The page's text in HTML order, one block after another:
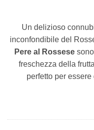
Un delizioso
inconfondibile del
Pere al Rossese
freschezza della
perfetto per